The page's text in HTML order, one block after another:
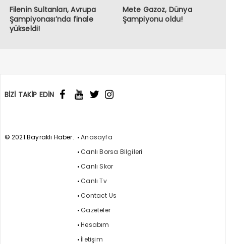
Filenin Sultanları, Avrupa
Şampiyonası’nda finale
yükseldi!
Mete Gazoz, Dünya
Şampiyonu oldu!
BİZİ TAKİP EDİN
© 2021 Bayraklı Haber.
Anasayfa
Canlı Borsa Bilgileri
Canlı Skor
Canlı Tv
Contact Us
Gazeteler
Hesabım
İletişim